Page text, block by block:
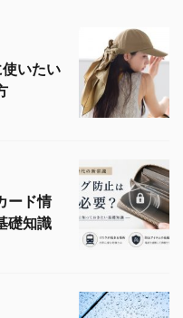
いたい
ード情
礎知識